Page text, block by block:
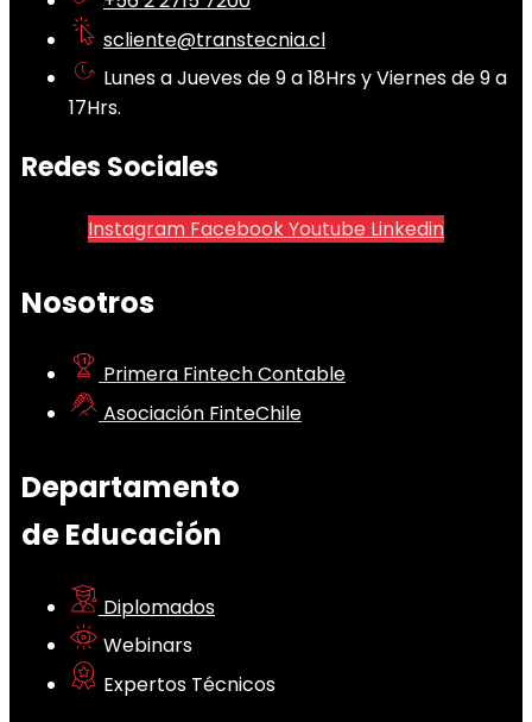
scliente@transtecnia.cl
Lunes a Jueves de 9 a 18Hrs y Viernes de 9 a
17Hrs.
Redes Sociales
Instagram FacebookYoutube Linkedin
Nosotros
Primera Fintech Contable
Asociación FinteChile
Departamento
de Educación
Diplomados
Webinars
Expertos Técnicos